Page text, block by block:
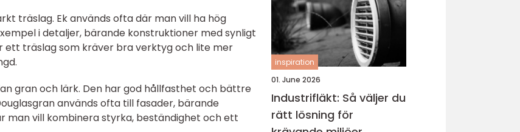
träslag. Ek används ofta där man vill ha hög
i detaljer, bärande konstruktioner med synligt
ett träslag som kräver bra verktyg och lite mer
gran och lärk. Den har god hållfasthet och bättre
används ofta till fasader, bärande
man vill kombinera styrka, beständighet och ett
inspiration
01. June 2026
Industrifläkt: Så väljer du
rätt lösning för